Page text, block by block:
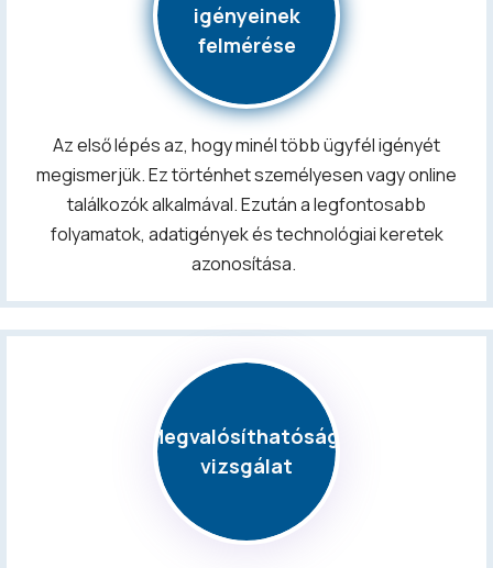
igényeinek
felmérése
Az első lépés az, hogy minél több ügyfél igényét
megismerjük. Ez történhet személyesen vagy online
találkozók alkalmával. Ezután a legfontosabb
folyamatok, adatigények és technológiai keretek
azonosítása.
Megvalósíthatósági
vizsgálat